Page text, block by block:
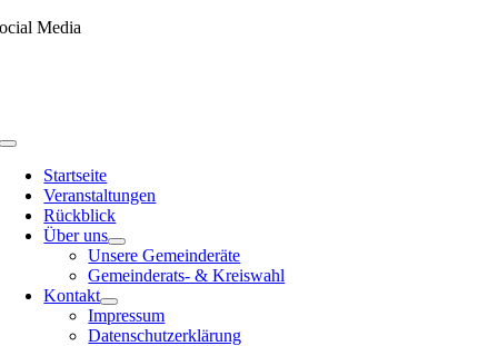
SkipMedia
Toggle
NavigationStartseite
Veranstaltungen
Rückblick
Über uns
Unsere Gemeinderäte
Gemeinderats- & Kreiswahl
Kontakt
Impressum
Datenschutzerklärung